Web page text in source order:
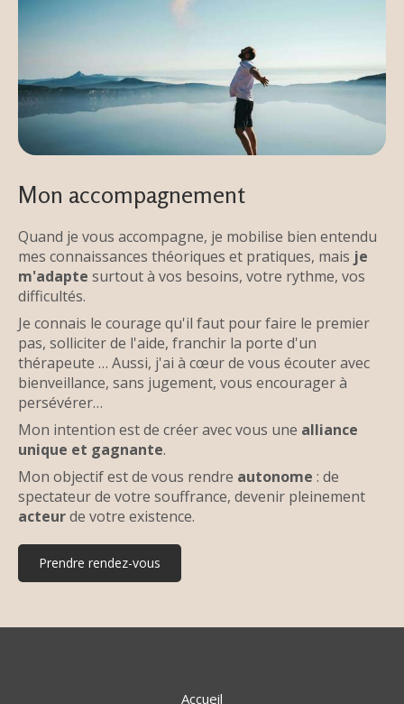
Mon accompagnement
Quand je vous accompagne, je mobilise bien entendu
mes connaissances théoriques et pratiques, mais je
m'adapte surtout à vos besoins, votre rythme, vos
difficultés.
Je connais le courage qu'il faut pour faire le premier
pas, solliciter de l'aide, franchir la porte d'un
thérapeute … Aussi, j'ai à cœur de vous écouter avec
bienveillance, sans jugement, vous encourager à
persévérer…
Mon intention est de créer avec vous une alliance
unique et gagnante.
Mon objectif est de vous rendre autonome : de
spectateur de votre souffrance, devenir pleinement
acteurde votre existence.
Prendre rendez-vous
Accueil